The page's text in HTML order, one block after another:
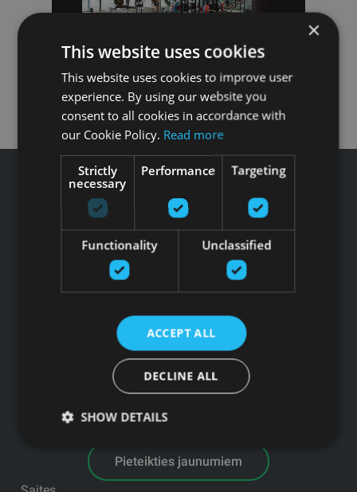
info@gfitness.lv
Reģ.Nr. 44103017158 PVN Nr. LV44103017158
A/S SEB Banka LV92UNLA0004007467819 , SWIFT: UNLALV2X
GFITNESS JAUNUMI TAVĀ E-PASTĀ
Pieteikties jaunumiem
×
This website uses cookies
This website uses cookies to improve user
experience. By using our website you
consent to all cookies in accordance with
our Cookie Policy. Read more
Strictly
necessary
Performance Targeting
Functionality Unclassified
ACCEPT ALL
DECLINE ALL
SHOW DETAILS